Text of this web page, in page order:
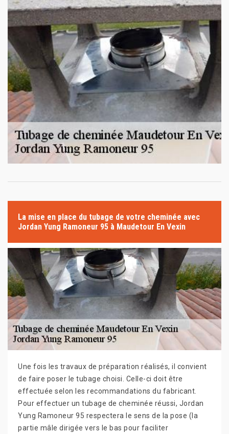
La mise en place du tubage de votre cheminée avec
Jordan Yung Ramoneur 95 à Maudetour En Vexin
Une fois les travaux de préparation réalisés, il convient
de faire poser le tubage choisi. Celle-ci doit être
effectuée selon les recommandations du fabricant.
Pour effectuer un tubage de cheminée réussi, Jordan
Yung Ramoneur 95 respectera le sens de la pose (la
partie mâle dirigée vers le bas pour faciliter